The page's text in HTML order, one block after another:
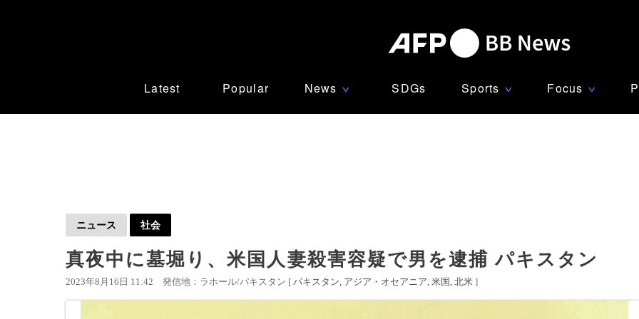
Latest Popular News ∨ SDGs Sports ∨ Focus ∨
ニュース 社会
真夜中に墓堀り、米国人妻殺害容疑で男を逮捕 パキスタン
2023年8月16日 11:42 発信地：ラホール/パキスタン [ パキスタン アジア・オセアニア 米国 北米 ]